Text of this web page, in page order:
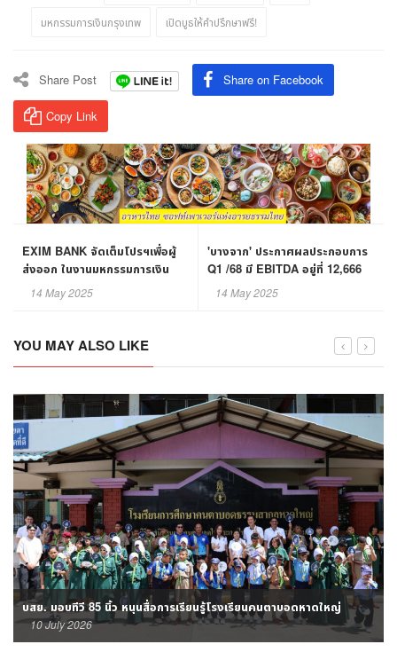
มหกรรมการเงินกรุงเทพ เปิดบูธให้คำปรึกษาฟรี!
Share Post Share on Facebook
Copy Link
EXIM BANK จัดเต็มโปรฯเพื่อผู้
ส่งออก ในงานมหกรรมการเงิน
กรุงเทพ ครั้งที่ 25
14 May 2025
'บางจาก' ประกาศผลประกอบการ
Q1 /68 มี EBITDA อยู่ที่ 12,666
ล้านบาท
14 May 2025
YOU MAY ALSO LIKE
บสย. มอบทีวี 85 นิ้ว หนุนสื่อการเรียนรู้โรงเรียนคนตาบอดหาดใหญ่
10 July 2026